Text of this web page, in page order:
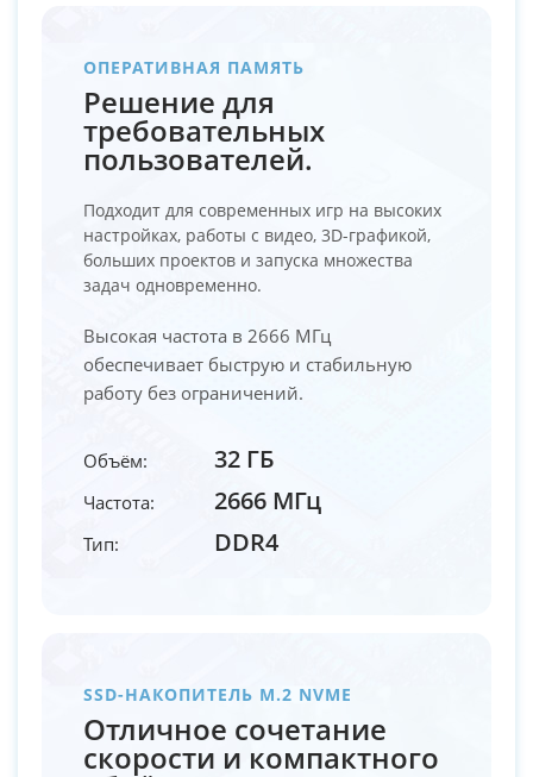
ОПЕРАТИВНАЯ ПАМЯТЬ
Решение для
требовательных
пользователей.
Подходит для современных игр на высоких
настройках, работы с видео, 3D-графикой,
больших проектов и запуска множества
задач одновременно.
Высокая частота в 2666 МГц
обеспечивает быструю и стабильную
работу без ограничений.
Объём: 32 ГБ
Частота: 2666 МГц
Тип: DDR4
SSD-НАКОПИТЕЛЬ M.2 NVME
Отличное сочетание
скорости и компактного